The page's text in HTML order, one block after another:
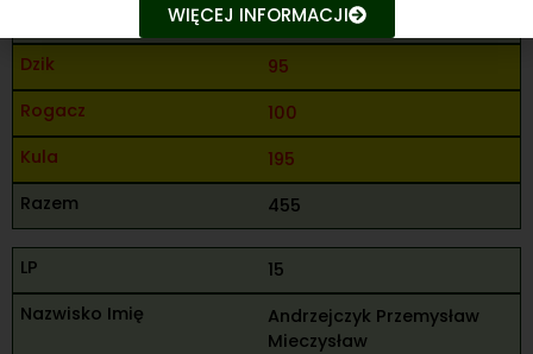
260
95
100
195
455
15
Andrzejczyk Przemysław
Mieczysław
WIĘCEJ INFORMACJI